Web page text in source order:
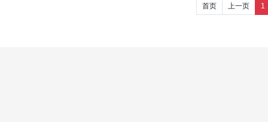
首页 上一页 1